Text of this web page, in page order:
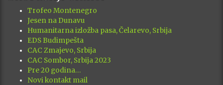
Trofeo Montenegro
Jesen na Dunavu
Humanitarna izložba pasa, Čelarevo, Srbija
EDS Budimpešta
CAC Zmajevo, Srbija
CAC Sombor, Srbija 2023
Pre 20 godina…
Novi kontakt mail